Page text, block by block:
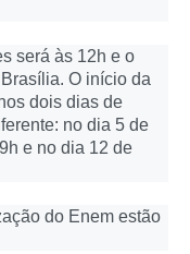
será às 12h e o
O início da
dois dias de
no dia 5 de
e no dia 12 de
do Enem estão